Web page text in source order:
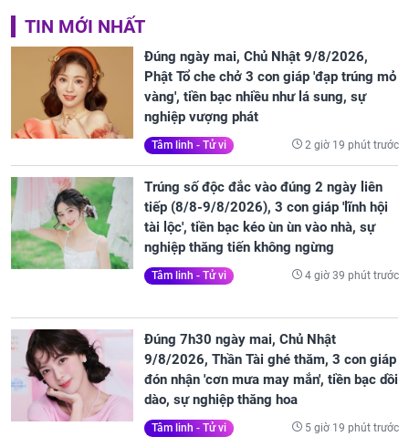
TIN MỚI NHẤT
Đúng ngày mai, Chủ Nhật 9/8/2026,
Phật Tổ che chở 3 con giáp 'đạp trúng mỏ
vàng', tiền bạc nhiều như lá sung, sự
nghiệp vượng phát
Tâm linh - Tử vi 2 giờ 19 phút trước
Trúng số độc đắc vào đúng 2 ngày liên
tiếp (8/8-9/8/2026), 3 con giáp 'lĩnh hội
tài lộc', tiền bạc kéo ùn ùn vào nhà, sự
nghiệp thăng tiến không ngừng
Tâm linh - Tử vi 4 giờ 39 phút trước
Đúng 7h30 ngày mai, Chủ Nhật
9/8/2026, Thần Tài ghé thăm, 3 con giáp
đón nhận 'cơn mưa may mắn', tiền bạc dồi
dào, sự nghiệp thăng hoa
Tâm linh - Tử vi 5 giờ 19 phút trước